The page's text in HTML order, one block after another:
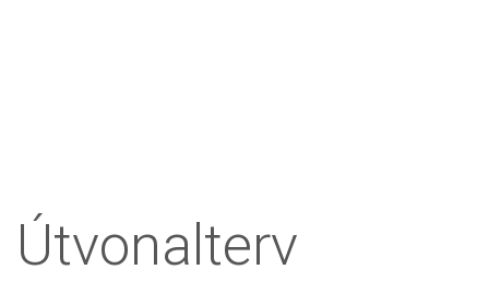
Útvonalterv